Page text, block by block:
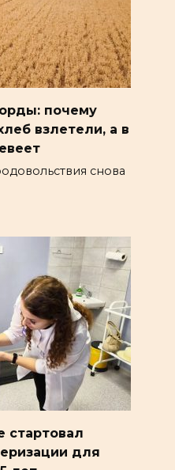
почему
взлетели, а в
снова
стартовал
для